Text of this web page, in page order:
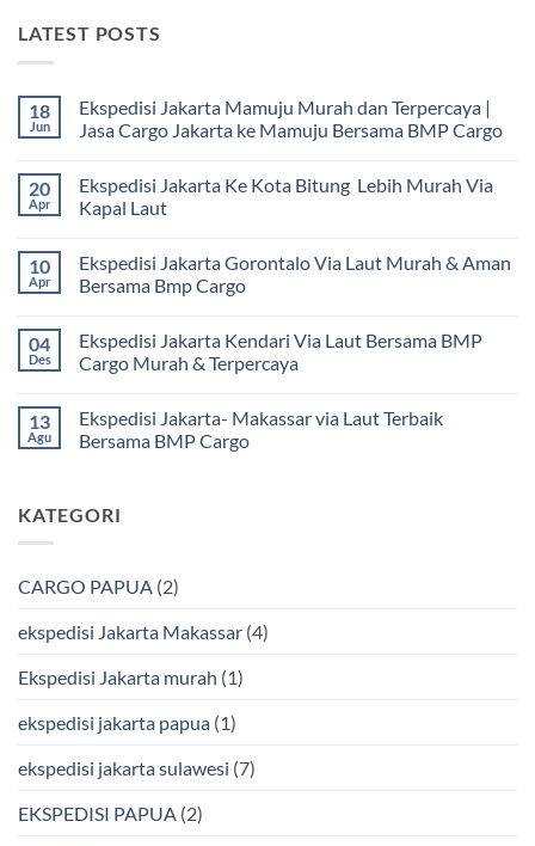
LATEST POSTS
18
Jun
Ekspedisi Jakarta Mamuju Murah dan Terpercaya |
Jasa Cargo Jakarta ke Mamuju Bersama BMP Cargo
komentar
pada
Ekspedisi
Murah
dan
Terpercaya
Cargo
Jakarta
ke
BMP
Cargo
20
Apr
Ekspedisi Jakarta Ke Kota Bitung Lebih Murah Via
Kapal Laut
komentar
pada
Ekspedisi
Kota
Bitung
Lebih
Kapal
Laut
10
Apr
Ekspedisi Jakarta Gorontalo Via Laut Murah & Aman
Bersama Bmp Cargo
komentar
pada
Ekspedisi
Via
Laut
Murah
Bmp
Cargo
04
Des
Ekspedisi Jakarta Kendari Via Laut Bersama BMP
Cargo Murah & Terpercaya
komentar
pada
Ekspedisi
Laut
Bersama
&
13
Agu
Ekspedisi Jakarta- Makassar via Laut Terbaik
Bersama BMP Cargo
pada
Ekspedisi
Laut
BMP
KATEGORI
CARGO PAPUA (2)
ekspedisi Jakarta Makassar (4)
Ekspedisi Jakarta murah (1)
ekspedisi jakarta papua (1)
ekspedisi jakarta sulawesi (7)
EKSPEDISI PAPUA (2)